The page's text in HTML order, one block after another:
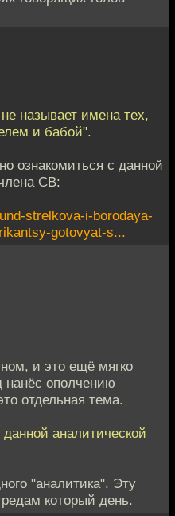
называет имена тех,
и бабой".
ознакомиться с данной
СВ:
strelkova-i-borodaya-
gotovyat-s...
и это ещё мягко
нанёс ополчению
отдельная тема.
аналитической
"аналитика". Эту
который день.